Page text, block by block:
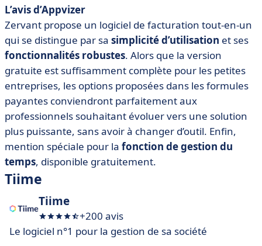
L’avis d’Appvizer
Zervant propose un logiciel de facturation tout-en-un
qui se distingue par sa simplicité d’utilisation et ses
fonctionnalités robustes. Alors que la version
gratuite est suffisamment complète pour les petites
entreprises, les options proposées dans les formules
payantes conviendront parfaitement aux
professionnels souhaitant évoluer vers une solution
plus puissante, sans avoir à changer d’outil. Enfin,
mention spéciale pour la fonction de gestion du
temps, disponible gratuitement.
Tiime
Tiime
+200 avis
Le logiciel n°1 pour la gestion de sa société